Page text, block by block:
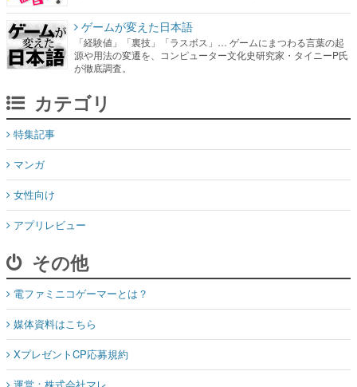
ゲームが変えた日本語
「経験値」「裏技」「ラスボス」… ゲームにまつわる言葉の起
源や用法の変遷を、コンピューター文化史研究家・タイニーP氏
が徹底調査。
カテゴリ
特集記事
マンガ
女性向け
アプリレビュー
その他
電ファミニコゲーマーとは？
媒体資料はこちら
XプレゼントCP応募規約